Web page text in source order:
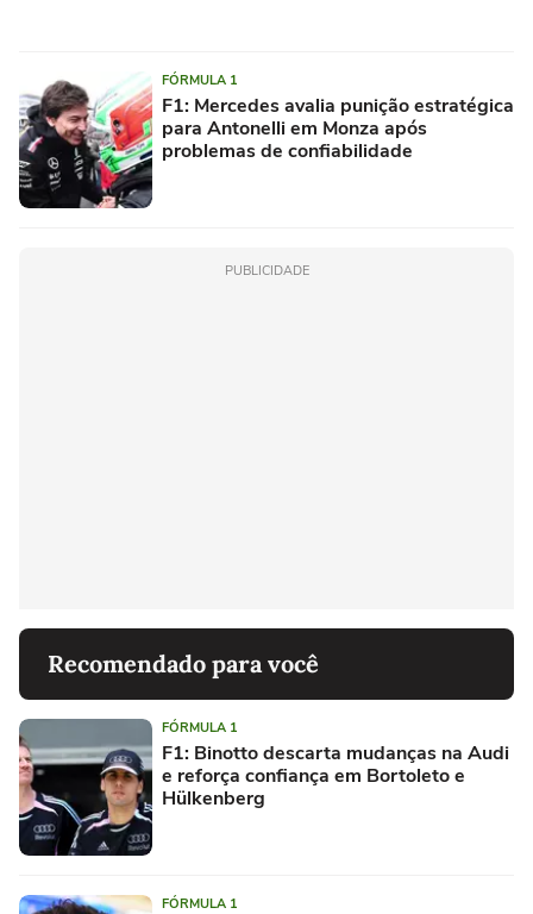
FÓRMULA 1
F1: Mercedes avalia punição estratégica
para Antonelli em Monza após
problemas de confiabilidade
PUBLICIDADE
Recomendado para você
FÓRMULA 1
F1: Binotto descarta mudanças na Audi
e reforça confiança em Bortoleto e
Hülkenberg
FÓRMULA 1